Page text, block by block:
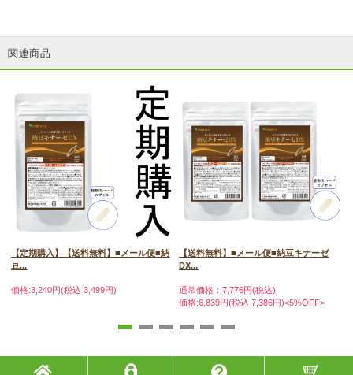
関連商品
【定期購入】【送料無料】■メール便■納
豆...
価格:3,240円(税込 3,499円)
【送料無料】■メール便■納豆キナーゼ
DX...
通常価格：7,776円(税込)
価格:6,839円(税込 7,386円)<5%OFF>